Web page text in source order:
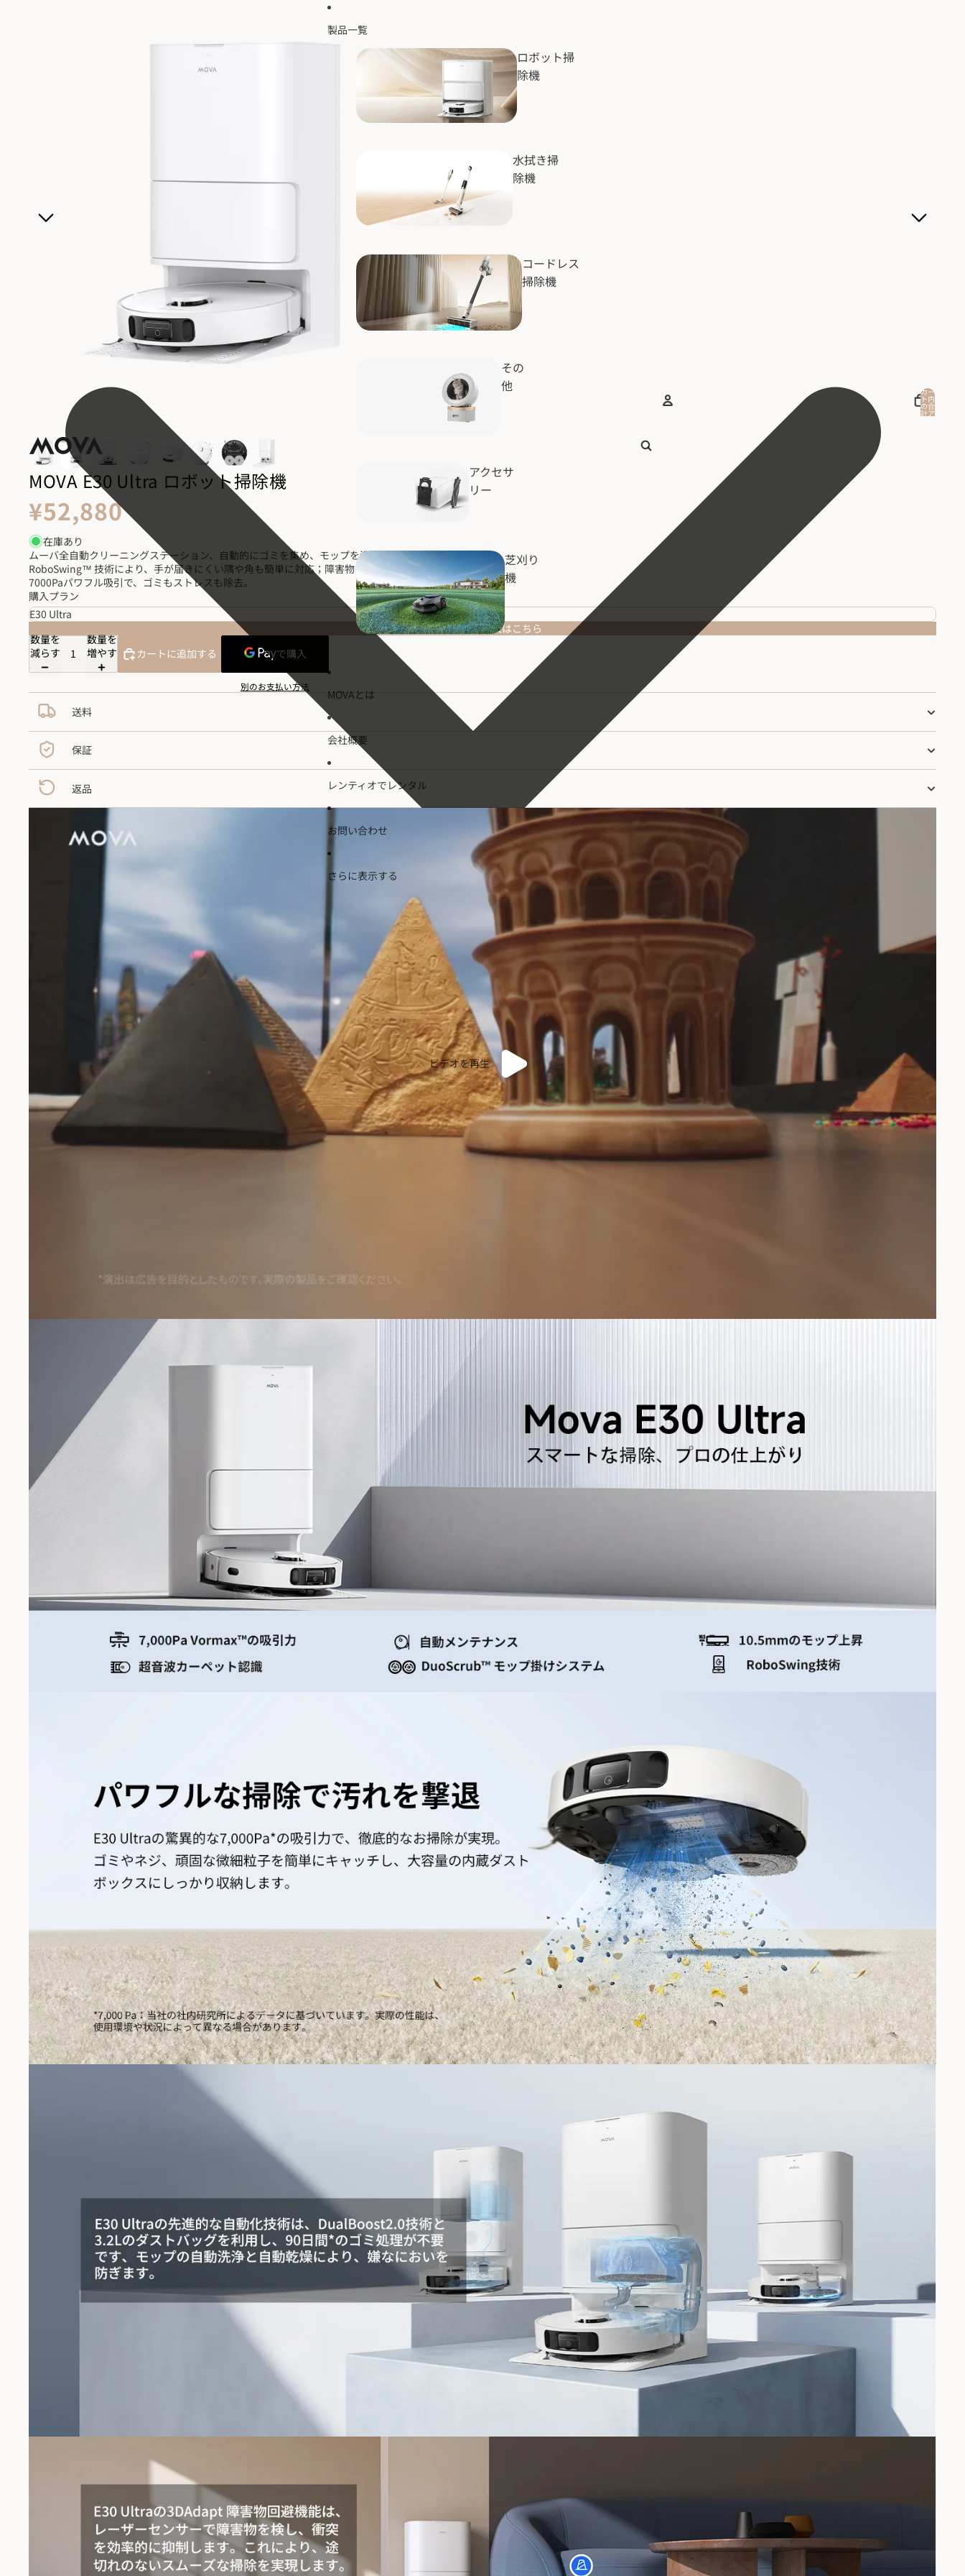
製品一覧
ロボット掃
除機
水拭き掃
除機
コードレス
掃除機
その
他
アクセサ
リー
芝刈り
機
MOVAとは
会社概要
レンティオでレンタル
お問い合わせ
さらに表示する
その他のログインオプション
注文
プロフィール
カー
ト内
の合
計ア
イテ
MOVA E30 Ultra ロボット掃除機
¥52,880
在庫あり
ムーバ全自動クリーニングステーション、自動的にゴミを集め、モップを洗浄。
RoboSwing™ 技術により、手が届きにくい隅や角も簡単に対応；障害物を見逃さず、スマートに移動。
7000Paパワフル吸引で、ゴミもストレスも除去。
購入プラン
Amazonでの購入はこちら
数量を
減らす
数量を
増やす
カートに追加する
別のお支払い方法
送料
保証
返品
ビデオを再生